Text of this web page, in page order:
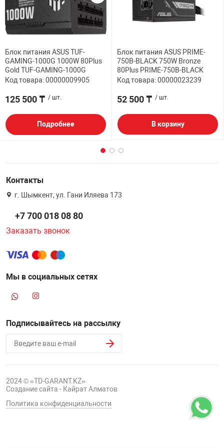
Блок питания ASUS TUF-
GAMING-1000G 1000W 80Plus
Gold TUF-GAMING-1000G
Код товара: 00000009905
125 500 ₸ / шт.
Подробнее
Блок питания ASUS PRIME-
750B-BLACK 750W Bronze
80Plus PRIME-750B-BLACK
Код товара: 00000023239
52 500 ₸ / шт.
В корзину
Контакты
г. Шымкент, ул. Гани Иляева 173
+7 700 018 08 80
Заказать звонок
Мы в социальных сетях
Подписывайтесь на рассылку
2024 © «TD-GARANT.KZ»
Создание сайта - Кайрат Алматов
Политика конфиденциальности